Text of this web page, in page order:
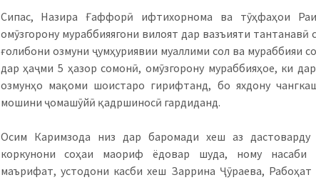
Сипас, Назира Ғаффорӣ ифтихорнома ва тӯҳфаҳои
омӯзгорону мураббияягони вилоят дар вазъияти тантанавӣ
ғолибони озмуни ҷумҳуриявии муаллими сол ва мураббияи
дар ҳаҷми 5 ҳазор сомонӣ, омӯзгорону мураббияҳое, ки
озмунҳо мақоми шоистаро гирифтанд, бо яхдону
мошини ҷомашӯйӣ қадршиносӣ гардиданд.
Осим Каримзода низ дар баромади хеш аз дастоварду
коркунони соҳаи маориф ёдовар шуда, ному насаби
маърифат, устодони касби хеш Заррина Ҷӯраева,